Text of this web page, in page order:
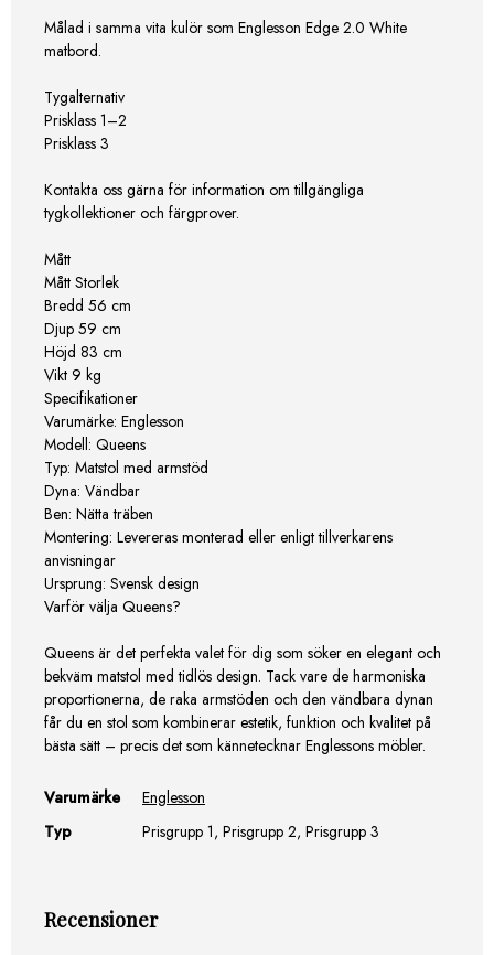
Målad i samma vita kulör som Englesson Edge 2.0 White
matbord.
Tygalternativ
Prisklass 1–2
Prisklass 3
Kontakta oss gärna för information om tillgängliga
tygkollektioner och färgprover.
Mått
Mått Storlek
Bredd 56 cm
Djup 59 cm
Höjd 83 cm
Vikt 9 kg
Specifikationer
Varumärke: Englesson
Modell: Queens
Typ: Matstol med armstöd
Dyna: Vändbar
Ben: Nätta träben
Montering: Levereras monterad eller enligt tillverkarens
anvisningar
Ursprung: Svensk design
Varför välja Queens?
Queens är det perfekta valet för dig som söker en elegant och
bekväm matstol med tidlös design. Tack vare de harmoniska
proportionerna, de raka armstöden och den vändbara dynan
får du en stol som kombinerar estetik, funktion och kvalitet på
bästa sätt – precis det som kännetecknar Englessons möbler.
Varumärke
Englesson
Typ
Prisgrupp 1, Prisgrupp 2, Prisgrupp 3
Recensioner